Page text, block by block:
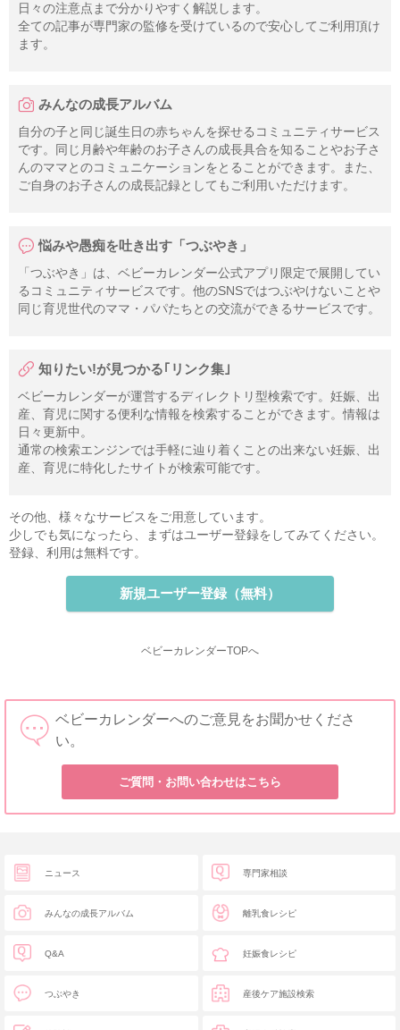
日々の注意点まで分かりやすく解説します。
全ての記事が専門家の監修を受けているので安心してご利用頂け
ます。
みんなの成長アルバム
自分の子と同じ誕生日の赤ちゃんを探せるコミュニティサービス
です。同じ月齢や年齢のお子さんの成長具合を知ることやお子さ
んのママとのコミュニケーションをとることができます。また、
ご自身のお子さんの成長記録としてもご利用いただけます。
悩みや愚痴を吐き出す「つぶやき」
「つぶやき」は、ベビーカレンダー公式アプリ限定で展開してい
るコミュニティサービスです。他のSNSではつぶやけないことや
同じ育児世代のママ・パパたちとの交流ができるサービスです。
知りたい!が見つかる｢リンク集｣
ベビーカレンダーが運営するディレクトリ型検索です。妊娠、出
産、育児に関する便利な情報を検索することができます。情報は
日々更新中。
通常の検索エンジンでは手軽に辿り着くことの出来ない妊娠、出
産、育児に特化したサイトが検索可能です。
その他、様々なサービスをご用意しています。
少しでも気になったら、まずはユーザー登録をしてみてください。
登録、利用は無料です。
新規ユーザー登録（無料）
ベビーカレンダーTOPへ
ベビーカレンダーへのご意見をお聞かせくださ
い。
ご質問・お問い合わせはこちら
ニュース
みんなの成長アルバム
Q&A
つぶやき
専門家相談
離乳食レシピ
妊娠食レシピ
産後ケア施設検索